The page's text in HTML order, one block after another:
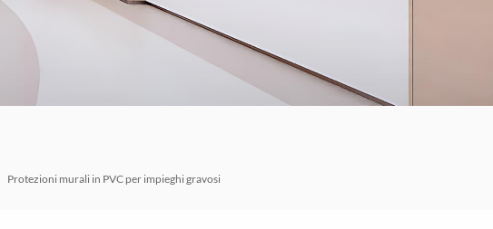
Indonesia
Protezioni murali in PVC per impieghi gravosi